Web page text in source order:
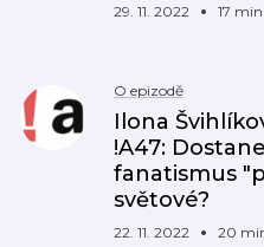
29. 11. 2022 17 min
O epizodě
Ilona
!A47:
fanatismus
světové?
22. 11. 2022 20